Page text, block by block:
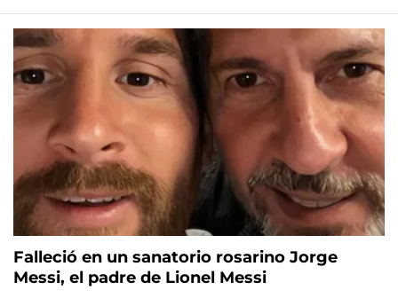
Falleció en un sanatorio rosarino Jorge
Messi, el padre de Lionel Messi